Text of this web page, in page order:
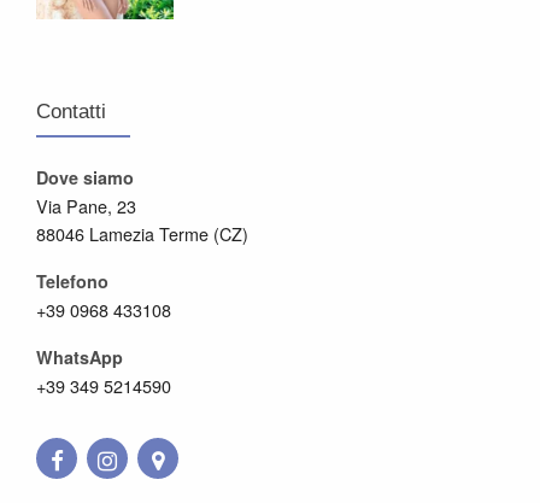
Contatti
Dove siamo
Via Pane, 23
88046 Lamezia Terme (CZ)
Telefono
+39 0968 433108
WhatsApp
+39 349 5214590